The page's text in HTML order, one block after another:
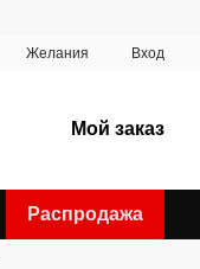
Желания Вход
Мой заказ
Распродажа